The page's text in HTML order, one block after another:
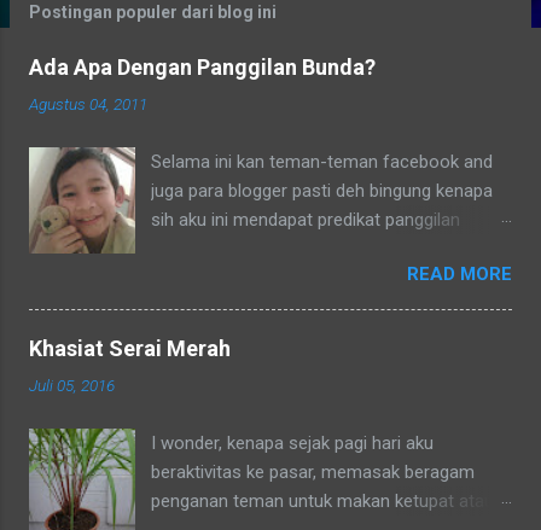
Postingan populer dari blog ini
Ada Apa Dengan Panggilan Bunda?
Agustus 04, 2011
Selama ini kan teman-teman facebook and
juga para blogger pasti deh bingung kenapa
sih aku ini mendapat predikat panggilan
Indonesia yang baku bunda kan artinya ibu.
Lho? Koq? Aku dipanggil ibu oleh semua
yang kenal aku, termasuk tetangga-tetangga
satu penghuni di lingkungan RT ditempat
tinggal anakku yaitu Green Bintaro Residence.
Para ojeckers (yang udah kenal tentunya) pun
READ MORE
Khasiat Serai Merah
Juli 05, 2016
I wonder, kenapa sejak pagi hari aku
beraktivitas ke pasar, memasak beragam
penganan teman untuk makan ketupat atau